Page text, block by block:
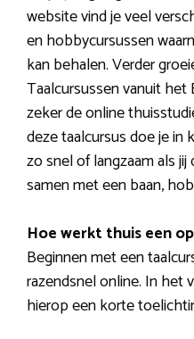
website vind je veel
en hobbycursussen
kan behalen. Verder
Taalcursussen vanuit het
zeker de online
deze taalcursus doe je
zo snel of langzaam als
samen met een baan,
Hoe werkt thuis een
Beginnen met een
razendsnel online. In het
hierop een korte